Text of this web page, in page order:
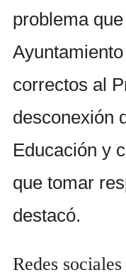
problema
correctos al
desconexión
Educación y
que tomar
destacó.
Redes sociales